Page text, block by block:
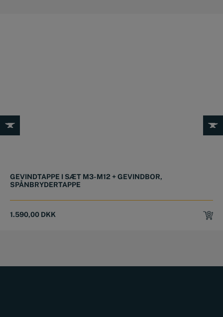
GEVINDTAPPE I SÆT M3-M12 + GEVINDBOR,
SPÅNBRYDERTAPPE
1.590,00 DKK